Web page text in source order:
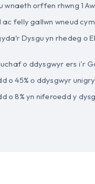
orffen rhwng 1
felly gallwn wneud
Dysgu yn rhedeg
o ddysgwyr ers i'r
45% o ddysgwyr
8% yn niferoedd y